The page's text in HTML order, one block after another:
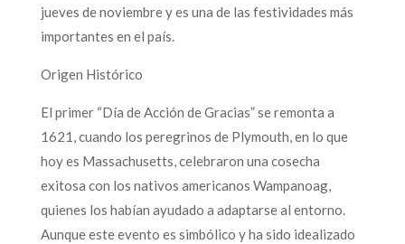
jueves de noviembre y es una de las festividades más
importantes en el país.
Origen Histórico
El primer “Día de Acción de Gracias” se remonta a
1621, cuando los peregrinos de Plymouth, en lo que
hoy es Massachusetts, celebraron una cosecha
exitosa con los nativos americanos Wampanoag,
quienes los habían ayudado a adaptarse al entorno.
Aunque este evento es simbólico y ha sido idealizado